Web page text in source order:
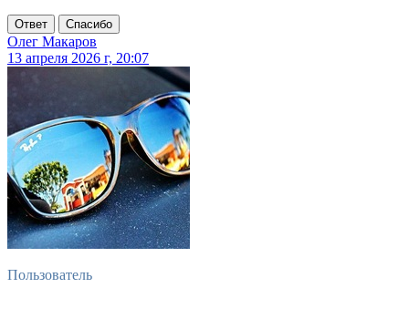
Ответ Спасибо
Олег Макаров
13 апреля 2026 г, 20:07
Пользователь